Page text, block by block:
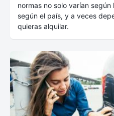
normas no solo varían
según el país, y a veces
quieras alquilar.